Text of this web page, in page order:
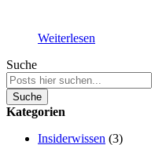
Weiterlesen
Suche
Suche
Kategorien
Insiderwissen (3)